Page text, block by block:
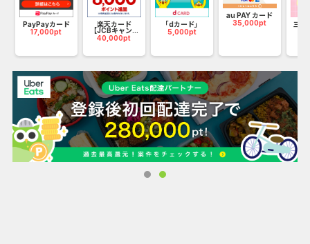
全国のイオン、イオンモール、
ダイエー、マックスバリュなど
イオングループの対象店舗で
2ポイントプレゼントいたします。
②毎月20・30日の「お客さま感謝デー」は
お買い物代金が5％OFF
PayPayカード
17,000pt
楽天カード
【JCBキャン...
40,000pt
「dカード」
5,000pt
au PAY カード
35,000pt
三井